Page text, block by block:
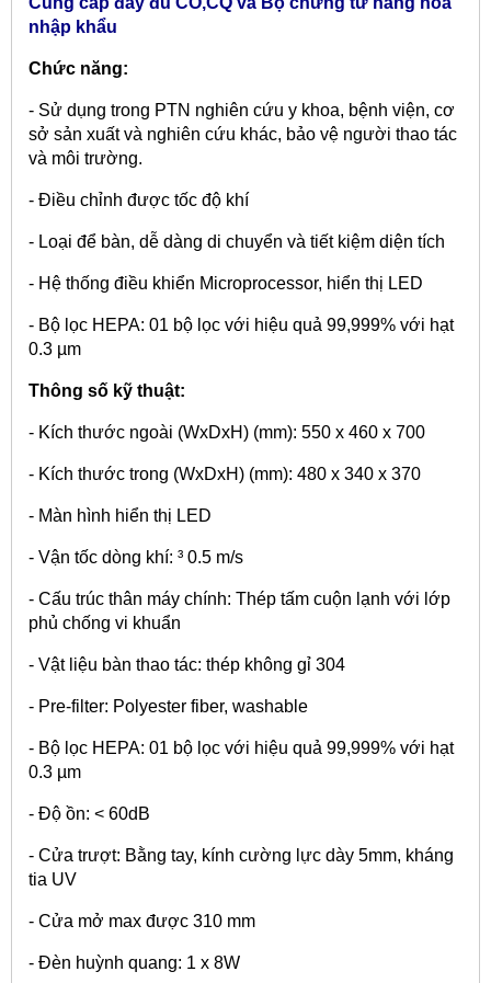
nhập khẩu
Chức năng:
- Sử dụng trong PTN nghiên cứu y khoa, bệnh viện, cơ
sở sản xuất và nghiên cứu khác, bảo vệ người thao tác
và môi trường.
- Điều chỉnh được tốc độ khí
- Loại để bàn, dễ dàng di chuyển và tiết kiệm diện tích
- Hệ thống điều khiển Microprocessor, hiển thị LED
- Bộ lọc HEPA: 01 bộ lọc với hiệu quả 99,999% với hạt
0.3 µm
Thông số kỹ thuật:
- Kích thước ngoài (WxDxH) (mm): 550 x 460 x 700
- Kích thước trong (WxDxH) (mm): 480 x 340 x 370
- Màn hình hiển thị LED
- Vận tốc dòng khí: ³ 0.5 m/s
- Cấu trúc thân máy chính: Thép tấm cuộn lạnh với lớp
phủ chống vi khuẩn
- Vật liệu bàn thao tác: thép không gỉ 304
- Pre-filter: Polyester fiber, washable
- Bộ lọc HEPA: 01 bộ lọc với hiệu quả 99,999% với hạt
0.3 µm
- Độ ồn: < 60dB
- Cửa trượt: Bằng tay, kính cường lực dày 5mm, kháng
tia UV
- Cửa mở max được 310 mm
- Đèn huỳnh quang: 1 x 8W